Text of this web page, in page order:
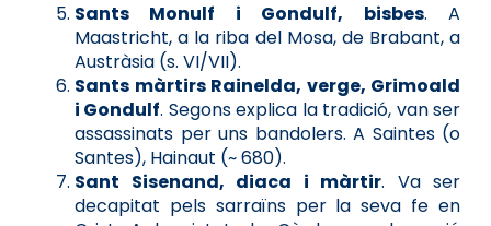
Sants Monulf i Gondulf, bisbes. A
Maastricht, a la riba del Mosa, de Brabant, a
Austràsia (s. VI/VII).
Sants màrtirs Rainelda, verge, Grimoald
i Gondulf. Segons explica la tradició, van ser
assassinats per uns bandolers. A Saintes (o
Santes), Hainaut (~ 680).
Sant Sisenand, diaca i màrtir. Va ser
decapitat pels sarraïns per la seva fe en